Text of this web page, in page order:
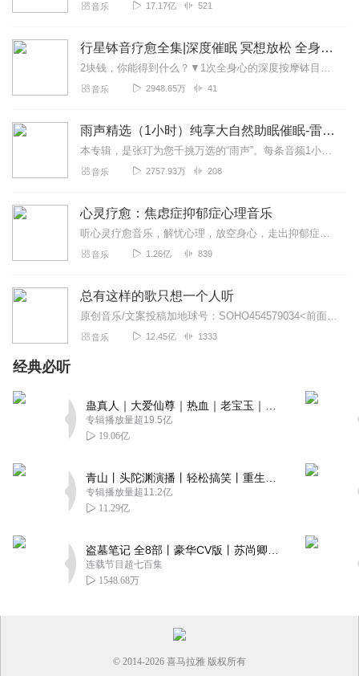
音乐 17.17亿 521
行星钵音疗愈全集|深度催眠 冥想放松 全身心深度按摩
2块钱，你能得到什么？▼1次全身心的深度按摩钵目前已广泛地被应用于美容Spa和按摩养生馆的疗程中，许多疗愈师使用铜钵在身体上，发现5分钟铜钵按摩的深度放松，效...
音乐 2948.65万 41
雨声精选（1小时）纯享大自然助眠催眠-雷雨声，下雨
本专辑，是张玎为您千挑万选的“雨声”。每条音频1小时，中间没有打扰。有轻柔细雨、淅淅沥沥；雨滴入水，滴答作响；隐隐雷声，隆隆为伴；流水潺潺，映入耳畔。这里没有音...
音乐 2757.93万 208
心灵疗愈：焦虑症抑郁症心理音乐
听心灵疗愈音乐，解忧心理，放空身心，走出抑郁症、焦虑症、恐惧症等情绪困扰。疗愈音乐=心灵养生最有效的聆听建议：步骤一、选择安静的环境，闭目静卧或坐。步骤二、根据...
音乐 1.26亿 839
总有这样的歌只想一个人听
原创音乐/文案投稿加地球号：SOHO454579034<前面英文是大写>带上你的音乐和故事与我们相遇..每一位小伙伴的经历都是我们创作的源头..
音乐 12.45亿 1333
经典必听
专辑播放量超19.5亿
19.06亿
专辑播放量超11.2亿
11.29亿
连载节目超七百集
1548.68万
© 2014-2026 喜马拉雅 版权所有